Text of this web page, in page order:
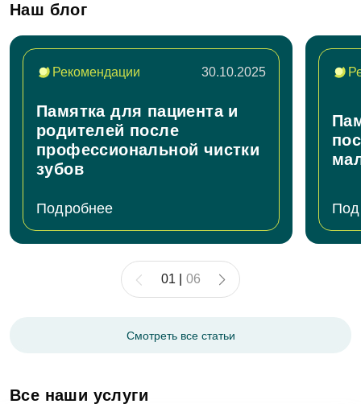
Это может усложнить лечение в будущем.
Наш блог
01 06
Рекомендации 30.10.2025
Памятка для пациента и
родителей после
профессиональной чистки
зубов
Подробнее
Смотреть все статьи
Все наши услуги